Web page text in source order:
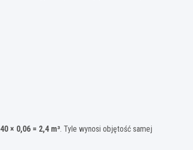
40 × 0,06 = 2,4 m³. Tyle wynosi objętość samej